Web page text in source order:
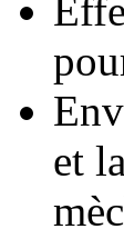
et